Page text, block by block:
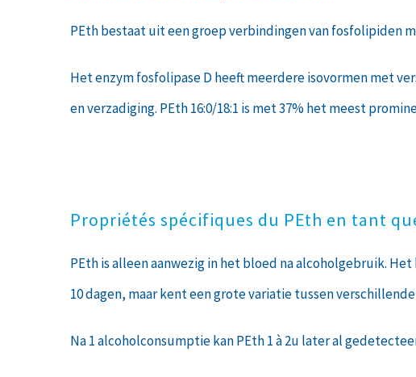
PEth bestaat uit een groep verbindingen van fosfolipiden
Het enzym fosfolipase D heeft meerdere isovormen met
en verzadiging. PEth 16:0/18:1 is met 37% het meest
Propriétés spécifiques du PEth en tant
PEth is alleen aanwezig in het bloed na alcoholgebruik.
10 dagen, maar kent een grote variatie tussen
Na 1 alcoholconsumptie kan PEth 1 à 2u later al